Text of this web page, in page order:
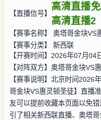
【直播信号】
高清直播
高清直播2
【赛事名称】 奥塔哥金块VS
【赛事分类】 新西联
【开赛时间】2026年07月04
【对阵双方】 奥塔哥金块VS
【赛事说明】北京时间2026
哥金块VS惠灵顿圣徒】直播
友可以提前收藏本页面以免
引了相关新西联直播、奥塔